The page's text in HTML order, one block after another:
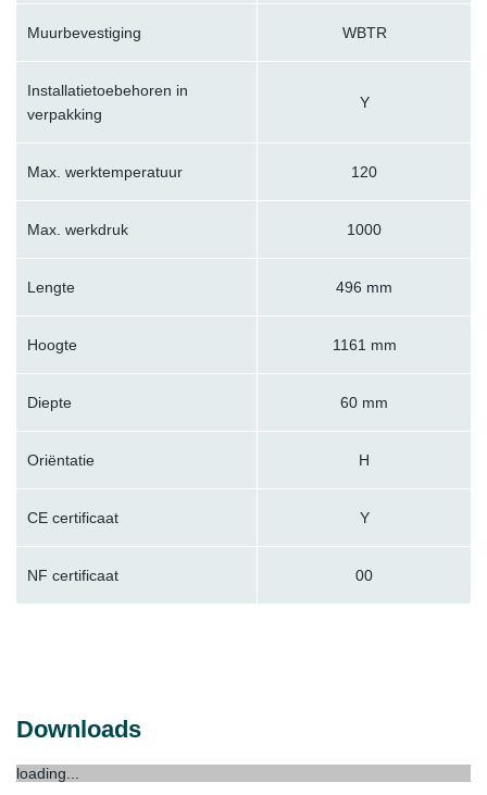
Muurbevestiging WBTR
Installatietoebehoren in
verpakking
Y
Max. werktemperatuur 120
Max. werkdruk 1000
Lengte 496 mm
Hoogte 1161 mm
Diepte 60 mm
Oriëntatie H
CE certificaat Y
NF certificaat 00
Downloads
loading...